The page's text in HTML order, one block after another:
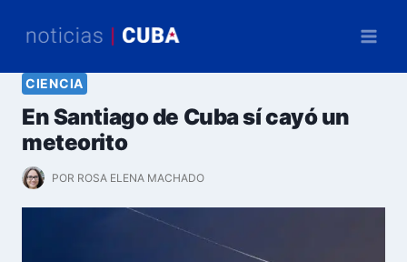
CIENCIA
En Santiago de Cuba sí cayó un
meteorito
POR ROSA ELENA MACHADO